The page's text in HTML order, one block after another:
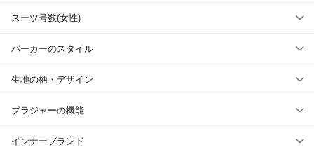
スーツ号数(女性)
パーカーのスタイル
生地の柄・デザイン
ブラジャーの機能
インナーブランド